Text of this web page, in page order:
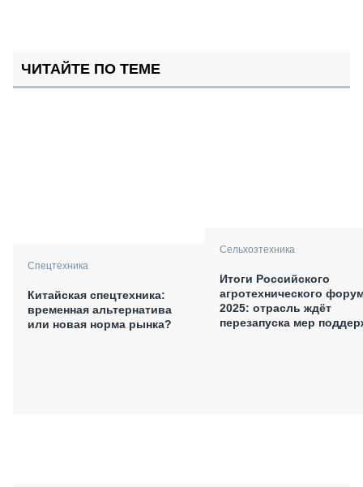
ЧИТАЙТЕ ПО ТЕМЕ
Спецтехника
Китайская спецтехника:
временная альтернатива
или новая норма рынка?
Сельхозтехника
Итоги Российского
агротехнического
2025: отрасль ждёт
перезапуска мер